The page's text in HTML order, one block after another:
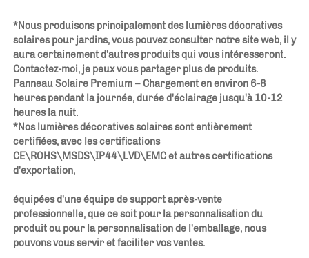
*Nous produisons principalement des lumières décoratives
solaires pour jardins, vous pouvez consulter notre site web, il y
aura certainement d'autres produits qui vous intéresseront.
Contactez-moi, je peux vous partager plus de produits.
Panneau Solaire Premium – Chargement en environ 6-8
heures pendant la journée, durée d'éclairage jusqu'à 10-12
heures la nuit.
*Nos lumières décoratives solaires sont entièrement
certifiées, avec les certifications
CE\ROHS\MSDS\IP44\LVD\EMC et autres certifications
d'exportation,
équipées d'une équipe de support après-vente
professionnelle, que ce soit pour la personnalisation du
produit ou pour la personnalisation de l'emballage, nous
pouvons vous servir et faciliter vos ventes.